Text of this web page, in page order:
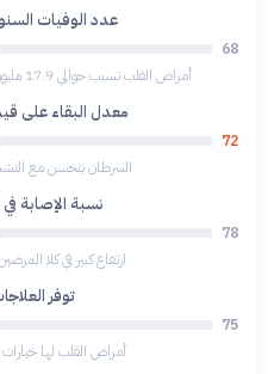
عدد الوفيات
68
أمراض القلب تسبب حوالي 17.9 مليون وفاة سنوياً مقابل 10 ملايين للسرطان
معدل البقاء على قيد
72
السرطان يتحسن مع
نسبة الإصابة
78
ارتفاع كبير في كلا
توفر
75
أمراض القلب لها خيارات